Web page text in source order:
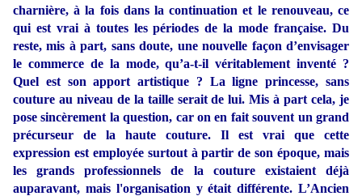
charnière, à la fois dans la continuation et le renouveau, ce
qui est vrai à toutes les périodes de la mode française. Du
reste, mis à part, sans doute, une nouvelle façon d’envisager
le commerce de la mode, qu’a-t-il véritablement inventé ?
Quel est son apport artistique ? La ligne princesse, sans
couture au niveau de la taille serait de lui. Mis à part cela, je
pose sincèrement la question, car on en fait souvent un grand
précurseur de la haute couture. Il est vrai que cette
expression est employée surtout à partir de son époque, mais
les grands professionnels de la couture existaient déjà
auparavant, mais l'organisation y était différente. L’Ancien